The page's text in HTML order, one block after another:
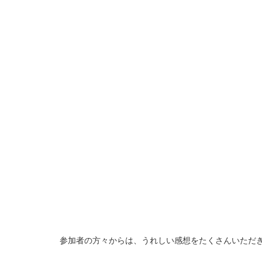
参加者の方々からは、うれしい感想をたくさんいただ